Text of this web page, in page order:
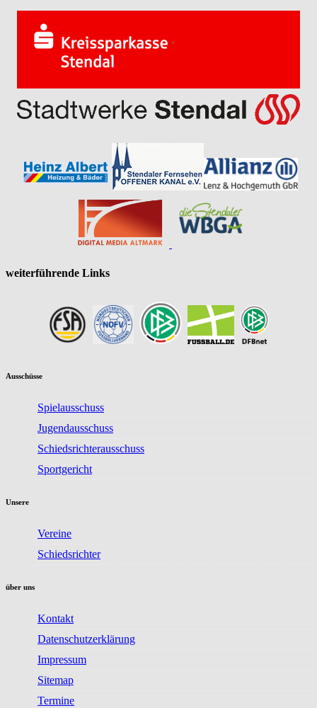
weiterführende Links
Ausschüsse
Spielausschuss
Jugendausschuss
Schiedsrichterausschuss
Sportgericht
Unsere
Vereine
Schiedsrichter
über uns
Kontakt
Datenschutzerklärung
Impressum
Sitemap
Termine